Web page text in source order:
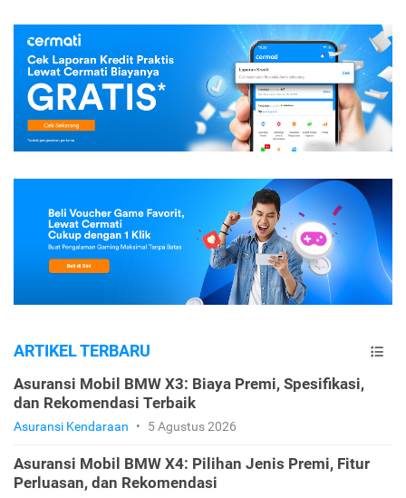
ARTIKEL TERBARU
Asuransi Mobil BMW X3: Biaya Premi, Spesifikasi,
dan Rekomendasi Terbaik
Asuransi Kendaraan • 5 Agustus 2026
Asuransi Mobil BMW X4: Pilihan Jenis Premi, Fitur
Perluasan, dan Rekomendasi